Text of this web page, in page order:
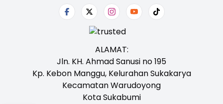
ALAMAT:
Jln. KH. Ahmad Sanusi no 195
Kp. Kebon Manggu, Kelurahan Sukakarya
Kecamatan Warudoyong
Kota Sukabumi